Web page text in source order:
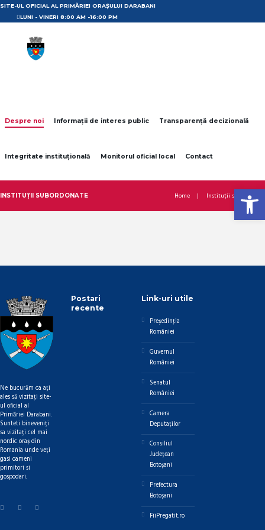
SITE-UL OFICIAL AL PRIMĂRIEI ORAȘULUI DARABANI
LUNI - VINERI 8:00 AM -16:00 PM
Despre noi Informații de interes public Transparență decizională
Integritate instituțională Monitorul oficial local Contact
INSTITUȚII SUBORDONATE Home Instituții subordonate
Ne bucurăm ca ați
ales să vizitați site-
ul oficial al
Primăriei Darabani.
Sunteti bineveniți
sa vizitați cel mai
nordic oraș din
Romania unde veți
gasi oameni
primitori si
gospodari.
Postari
recente
Link-uri utile
Preşedinţia
României
Guvernul
României
Senatul
României
Camera
Deputaților
Consiliul
Județean
Botoșani
Prefectura
Botoșani
FiiPregatit.ro
Open toolbar